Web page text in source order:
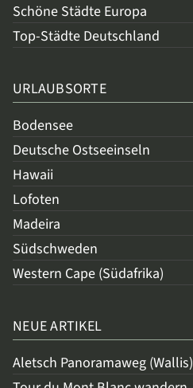
Schöne Städte Europa
Top-Städte Deutschland
URLAUBSORTE
Bodensee
Deutsche Ostseeinseln
Hawaii
Lofoten
Madeira
Südschweden
Western Cape (Südafrika)
NEUE ARTIKEL
Aletsch Panoramaweg (Wallis)